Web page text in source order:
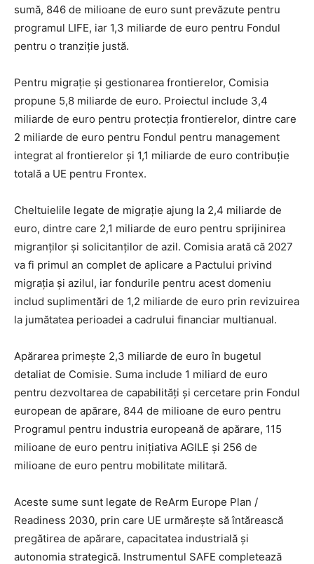
sumă, 846 de milioane de euro sunt prevăzute pentru
programul LIFE, iar 1,3 miliarde de euro pentru Fondul
pentru o tranziție justă.
Pentru migrație și gestionarea frontierelor, Comisia
propune 5,8 miliarde de euro. Proiectul include 3,4
miliarde de euro pentru protecția frontierelor, dintre care
2 miliarde de euro pentru Fondul pentru management
integrat al frontierelor și 1,1 miliarde de euro contribuție
totală a UE pentru Frontex.
Cheltuielile legate de migrație ajung la 2,4 miliarde de
euro, dintre care 2,1 miliarde de euro pentru sprijinirea
migranților și solicitanților de azil. Comisia arată că 2027
va fi primul an complet de aplicare a Pactului privind
migrația și azilul, iar fondurile pentru acest domeniu
includ suplimentări de 1,2 miliarde de euro prin revizuirea
la jumătatea perioadei a cadrului financiar multianual.
Apărarea primește 2,3 miliarde de euro în bugetul
detaliat de Comisie. Suma include 1 miliard de euro
pentru dezvoltarea de capabilități și cercetare prin Fondul
european de apărare, 844 de milioane de euro pentru
Programul pentru industria europeană de apărare, 115
milioane de euro pentru inițiativa AGILE și 256 de
milioane de euro pentru mobilitate militară.
Aceste sume sunt legate de ReArm Europe Plan /
Readiness 2030, prin care UE urmărește să întărească
pregătirea de apărare, capacitatea industrială și
autonomia strategică. Instrumentul SAFE completează